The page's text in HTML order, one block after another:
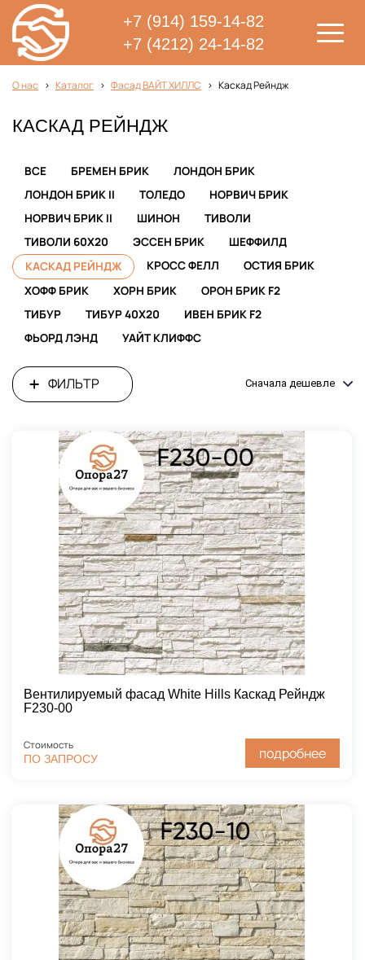
+7 (914) 159-14-82
+7 (4212) 24-14-82
О нас Каталог Фасад ВАЙТ ХИЛЛС Каскад Рейндж
КАСКАД РЕЙНДЖ
ВСЕ БРЕМЕН БРИК
ЛОНДОН БРИК
ЛОНДОН БРИК II
ТОЛЕДО
НОРВИЧ БРИК
НОРВИЧ БРИК II
ШИНОН
ТИВОЛИ
ТИВОЛИ 60Х20
ЭССЕН БРИК
ШЕФФИЛД
КАСКАД РЕЙНДЖ
КРОСС ФЕЛЛ
ОСТИЯ БРИК
ХОФФ БРИК
ХОРН БРИК
ОРОН БРИК F2
ТИБУР
ТИБУР 40X20
ИВЕН БРИК F2
ФЬОРД ЛЭНД
УАЙТ КЛИФФС
ФИЛЬТР Сначала дешевле
Вентилируемый фасад White Hills Каскад Рейндж
F230-00
Стоимость
ПО ЗАПРОСУ
подробнее